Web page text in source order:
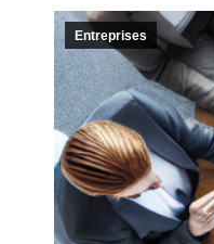
Entreprises